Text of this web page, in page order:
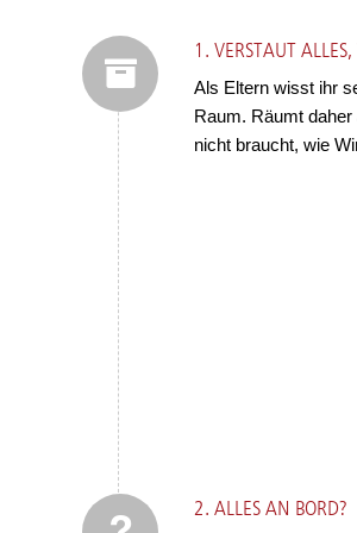
1. VERSTAUT
Als Eltern wisst ihr
Raum. Räumt
nicht braucht, wie
2. ALLES AN BORD?